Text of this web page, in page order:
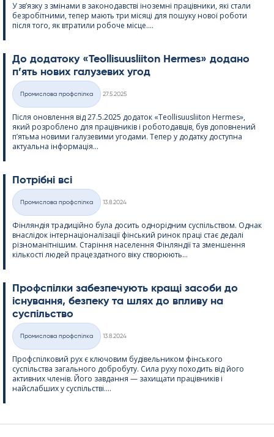
У зв’язку з змінами в законодавстві іноземні працівники, які стали
безробітними, тепер мають три місяці для пошуку нової роботи
після того, як втратили робоче місце....
До додатоку «Teol­li­suus­lii­ton Her­mes» додано
п’ять нових галузевих угод
Категорії
Промислова профспілка
27.5.2025
Після оновлення від 27.5.2025 додаток «Teol­li­suus­lii­ton Her­mes»,
який розроблено для працівників і роботодавців, був доповнений
п’ятьма новими галузевими угодами. Тепер у додатку доступна
актуальна інформація...
Потрібні всі
Категорії
Промислова профспілка
13.8.2024
Фінляндія традиційно була досить однорідним суспільством. Однак
внаслідок інтернаціоналізації фінський ринок праці стає дедалі
різноманітнішим. Старіння населення Фінляндії та зменшення
кількості людей працездатного віку створюють...
Профспілки забезпечують кращі засоби до
існування, безпеку та шлях до впливу на
суспільство
Категорії
Промислова профспілка
13.8.2024
Профспілковий рух є ключовим будівельником фінського
суспільства загального добробуту. Сила руху походить від його
активних членів. Його завдання — захищати працівників і
найслабших у суспільстві....